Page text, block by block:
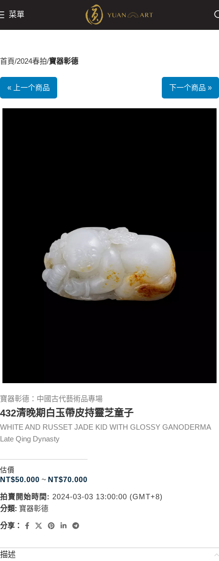
菜單
首頁 2024春拍 寶器彰德
« 上一个商品 下一个商品 »
寶器彰德：中國古代藝術品專場
432清晚期白玉帶皮持靈芝童子
WHITE AND RUSSET JADE KID WITH GLOSSY GANODERMA
Late Qing Dynasty
估價
NT$50.000 ~ NT$70.000
拍賣開始時間: 2024-03-03 13:00:00 (GMT+8)
分類: 寶器彰德
分享：
描述